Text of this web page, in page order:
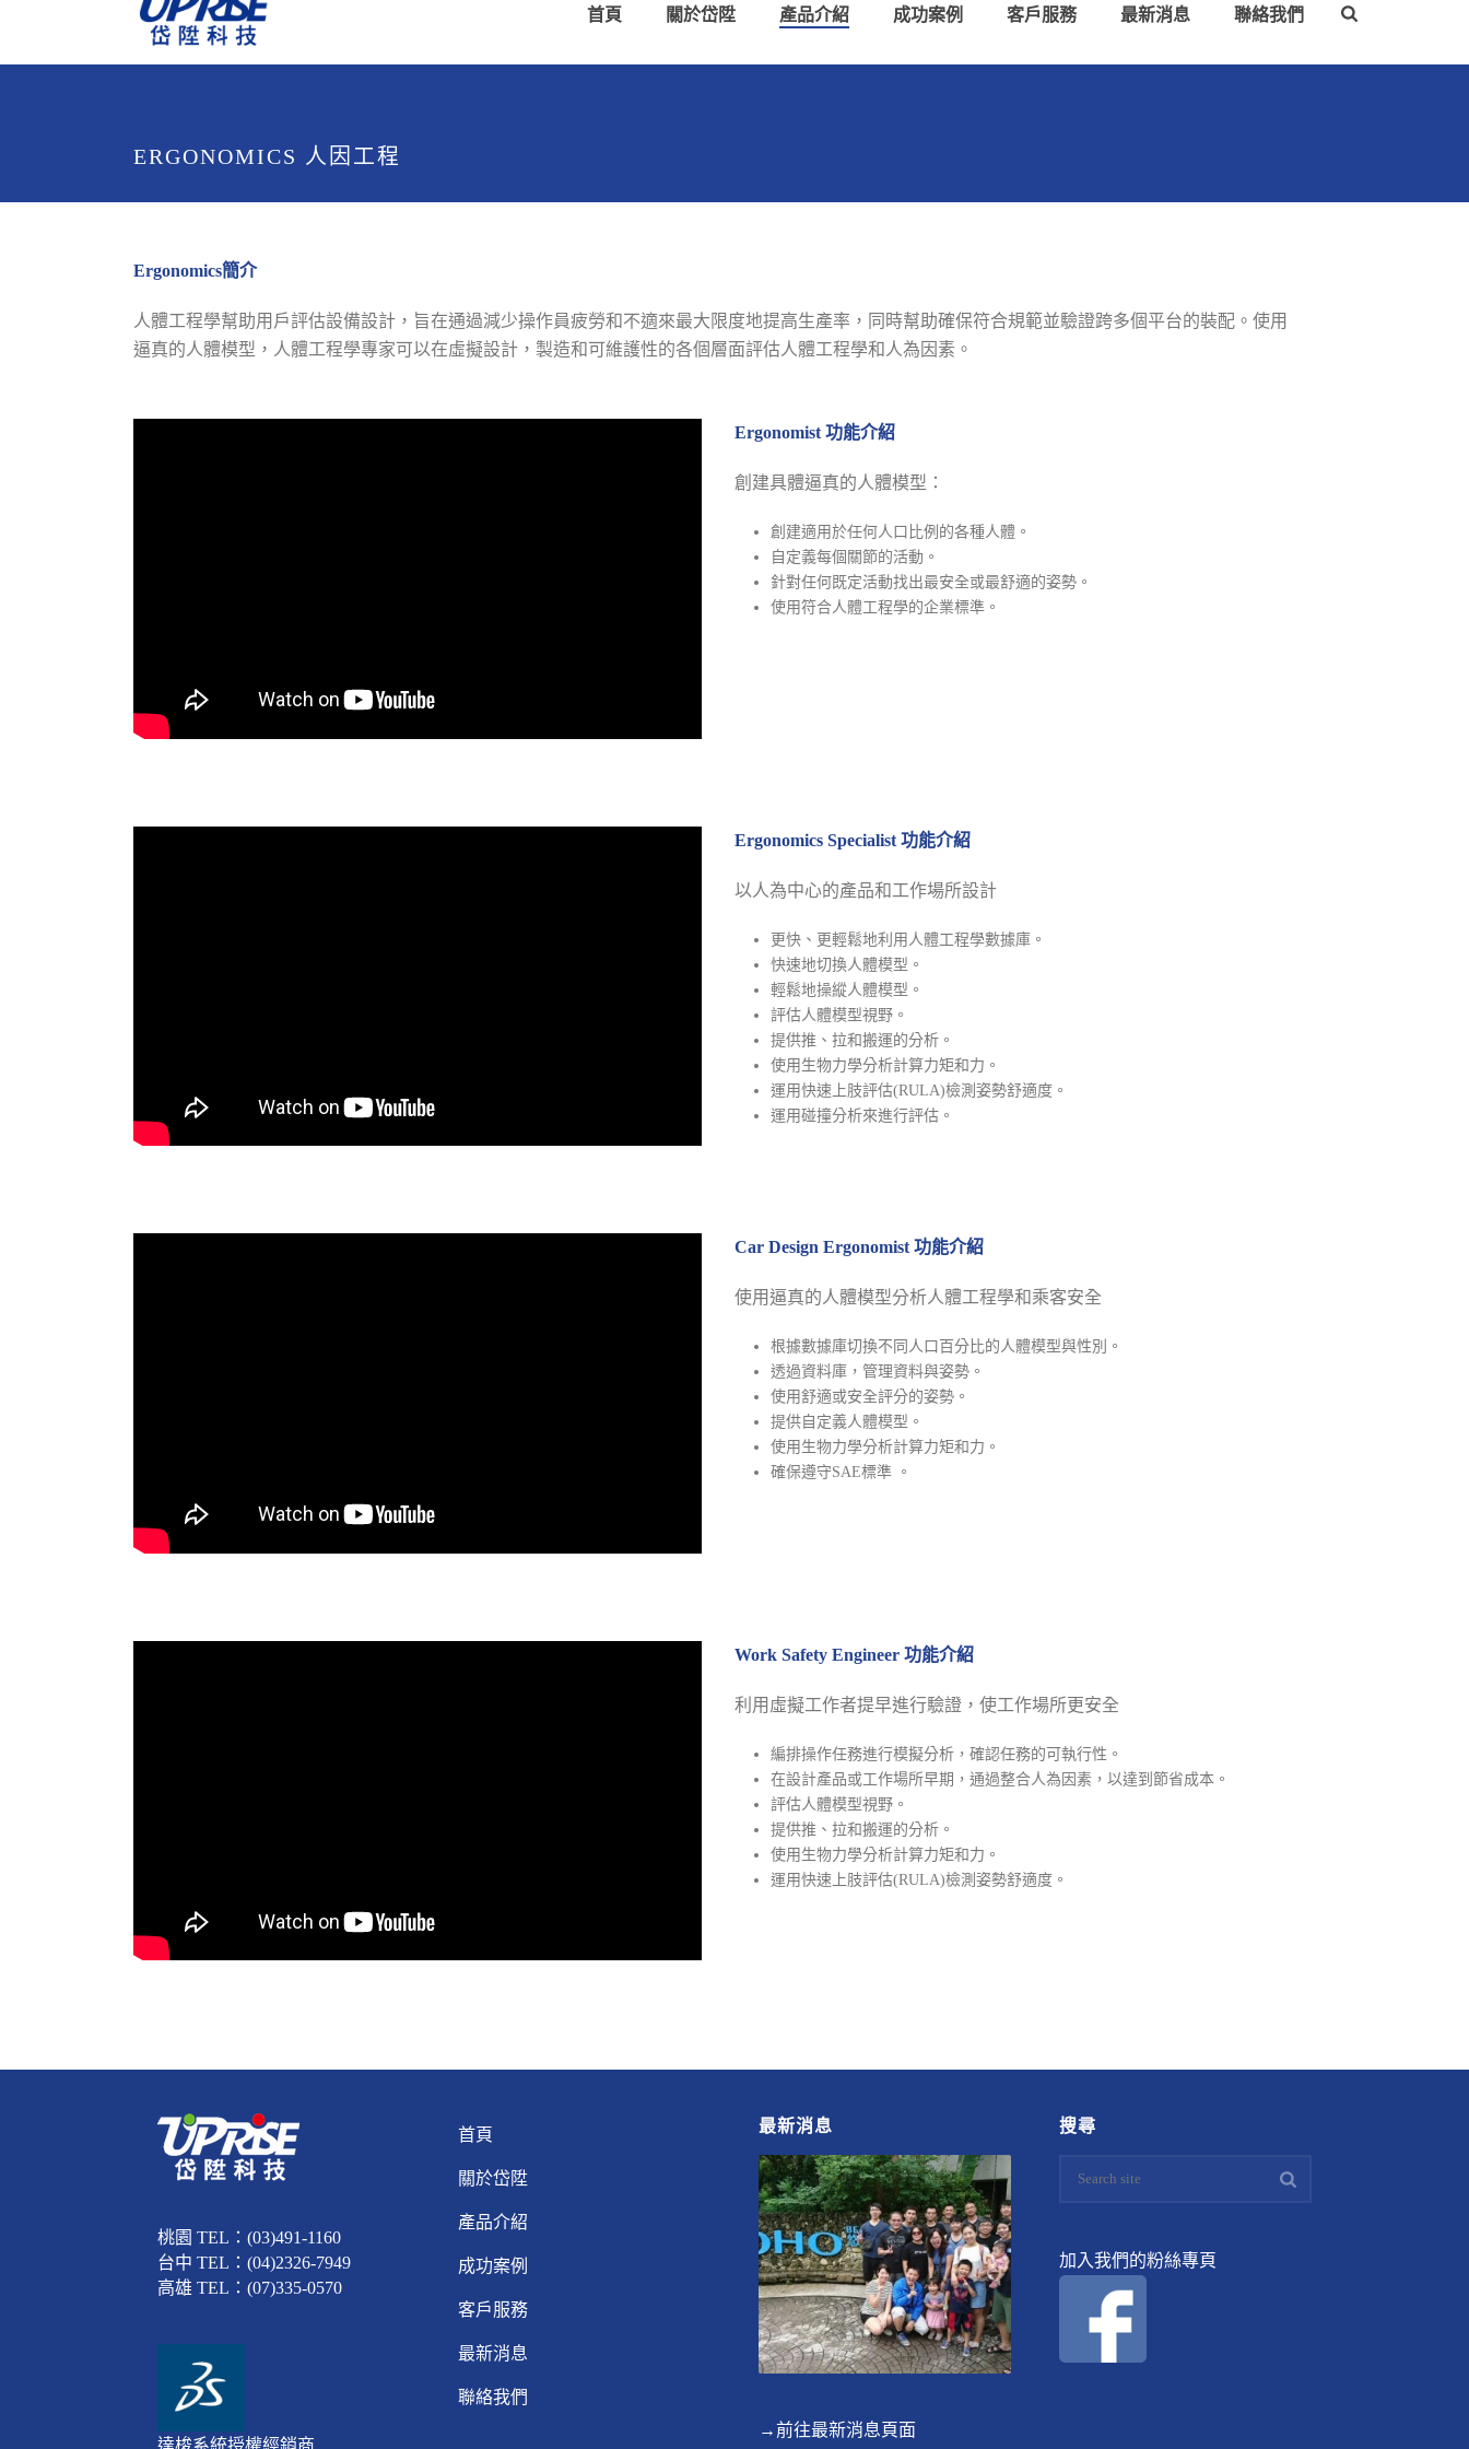
首頁 關於岱陞 產品介紹 成功案例 客戶服務 最新消息 聯絡我們
ERGONOMICS 人因工程
Ergonomics簡介
人體工程學幫助用戶評估設備設計，旨在通過減少操作員疲勞和不適來最大限度地提高生產率，同時幫助確保符合規範並驗證跨多個平台的裝配。使用
逼真的人體模型，人體工程學專家可以在虛擬設計，製造和可維護性的各個層面評估人體工程學和人為因素。
Ergonomist 功能介紹
創建具體逼真的人體模型：
創建適用於任何人口比例的各種人體。
自定義每個關節的活動。
針對任何既定活動找出最安全或最舒適的姿勢。
使用符合人體工程學的企業標準。
Ergonomics Specialist 功能介紹
以人為中心的產品和工作場所設計
更快、更輕鬆地利用人體工程學數據庫。
快速地切換人體模型。
輕鬆地操縱人體模型。
評估人體模型視野。
提供推、拉和搬運的分析。
使用生物力學分析計算力矩和力。
運用快速上肢評估(RULA)檢測姿勢舒適度。
運用碰撞分析來進行評估。
Car Design Ergonomist 功能介紹
使用逼真的人體模型分析人體工程學和乘客安全
根據數據庫切換不同人口百分比的人體模型與性別。
透過資料庫，管理資料與姿勢。
使用舒適或安全評分的姿勢。
提供自定義人體模型。
使用生物力學分析計算力矩和力。
確保遵守SAE標準 。
Work Safety Engineer 功能介紹
利用虛擬工作者提早進行驗證，使工作場所更安全
編排操作任務進行模擬分析，確認任務的可執行性。
在設計產品或工作場所早期，通過整合人為因素，以達到節省成本。
評估人體模型視野。
提供推、拉和搬運的分析。
使用生物力學分析計算力矩和力。
運用快速上肢評估(RULA)檢測姿勢舒適度。
桃園 TEL：(03)491-1160
台中 TEL：(04)2326-7949
高雄 TEL：(07)335-0570
達梭系統授權經銷商
首頁
關於岱陞
產品介紹
成功案例
客戶服務
最新消息
聯絡我們
最新消息
→前往最新消息頁面
搜尋
加入我們的粉絲專頁